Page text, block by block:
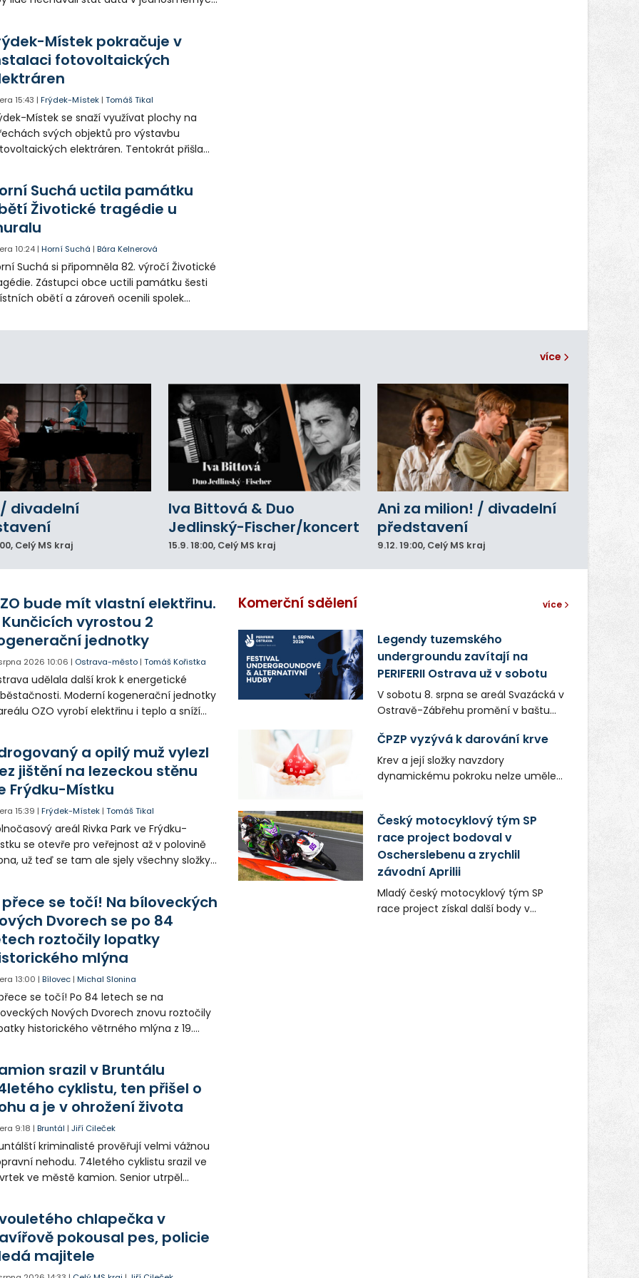
někteří obyvatelé rozhodli sepsat petici.
Místek pokračuje v
fotovoltaických
15:43 |Frýdek-Místek |Tomáš Tikal
Místek se snaží využívat plochy na
svých objektů pro výstavbu
elektráren. Tentokrát přišla
Suchá uctila památku
Životické tragédie u
10:24 |Horní Suchá |Bára Kelnerová
Suchá si připomněla 82. výročí Životické
Zástupci obce uctili památku šesti
obětí a zároveň ocenili spolek
prostřednictvím QR kódů u
více
divadelní
, Celý MS kraj
Iva Bittová & Duo
Jedlinský-Fischer/koncert
15.9.18:00, Celý MS kraj
Ani za milion! / divadelní
představení
9.12. 19:00, Celý MS kraj
bude mít vlastní elektřinu.
Kunčicích vyrostou 2
jednotky
2026 10:06 | Ostrava-město |Tomáš Kořistka
udělala další krok k energetické
Moderní kogenerační jednotky
OZO vyrobí elektřinu i teplo a sníží
a opilý muž vylezl
jištění na lezeckou stěnu
Frýdku-Místku
15:39 |Frýdek-Místek |Tomáš Tikal
areál Rivka Park ve Frýdku-
se otevře pro veřejnost až v polovině
už teď se tam ale sjely všechny složky
Vyšplhal na lezeckou stěnu a nemohl
přece se točí! Na bíloveckých
Dvorech se po 84
roztočily lopatky
mlýna
13:00 |Bílovec |Michal Slonina
se točí! Po 84 letech se na
Nových Dvorech znovu roztočily
historického větrného mlýna z 19.
srazil v Bruntálu
cyklistu, ten přišel o
a je v ohrožení života
9:18 |Bruntál |Jiří Cileček
kriminalisté prověřují velmi vážnou
nehodu. 74letého cyklistu srazil ve
ve městě kamion. Senior utrpěl
případné svědky.chlapečka v
pokousal pes, policie
majitele
Komerční sdělení více
Legendy tuzemského
undergroundu zavítají na
PERIFERII Ostrava už v sobotu
V sobotu 8. srpna se areál Svazácká v
Ostravě-Zábřehu promění v baštu
hudby. Uskuteční se zde totiž první
ročník festivalu PERIFERIE Ostrava.
Brány areálu se otevřou půlhodinu po
Vstupenky v ceně 450 Kč jsou v
prodeji.
ČPZP vyzývá k darování krve
Krev a její složky navzdory
dynamickému pokroku nelze uměle
nenahraditelnou tělní tekutinu
neobejde. Naléhavá potřeba doplnit
krevní zásoby nastává vždy v létě,
kdy stoupá počet úrazů. Česká
průmyslová zdravotní pojišťovna
(ČPZP) apeluje na všechny, kteří se
těší dobrému zdraví, aby se stali
Český motocyklový tým SP
race project bodoval v
Oscherslebenu a zrychlil
závodní Aprilii
Mladý český motocyklový tým SP
race project získal další body v